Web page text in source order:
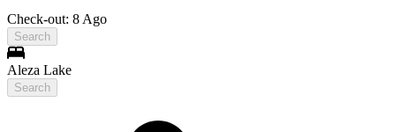
Check-out: 8 Ago
Search
Aleza Lake
Search